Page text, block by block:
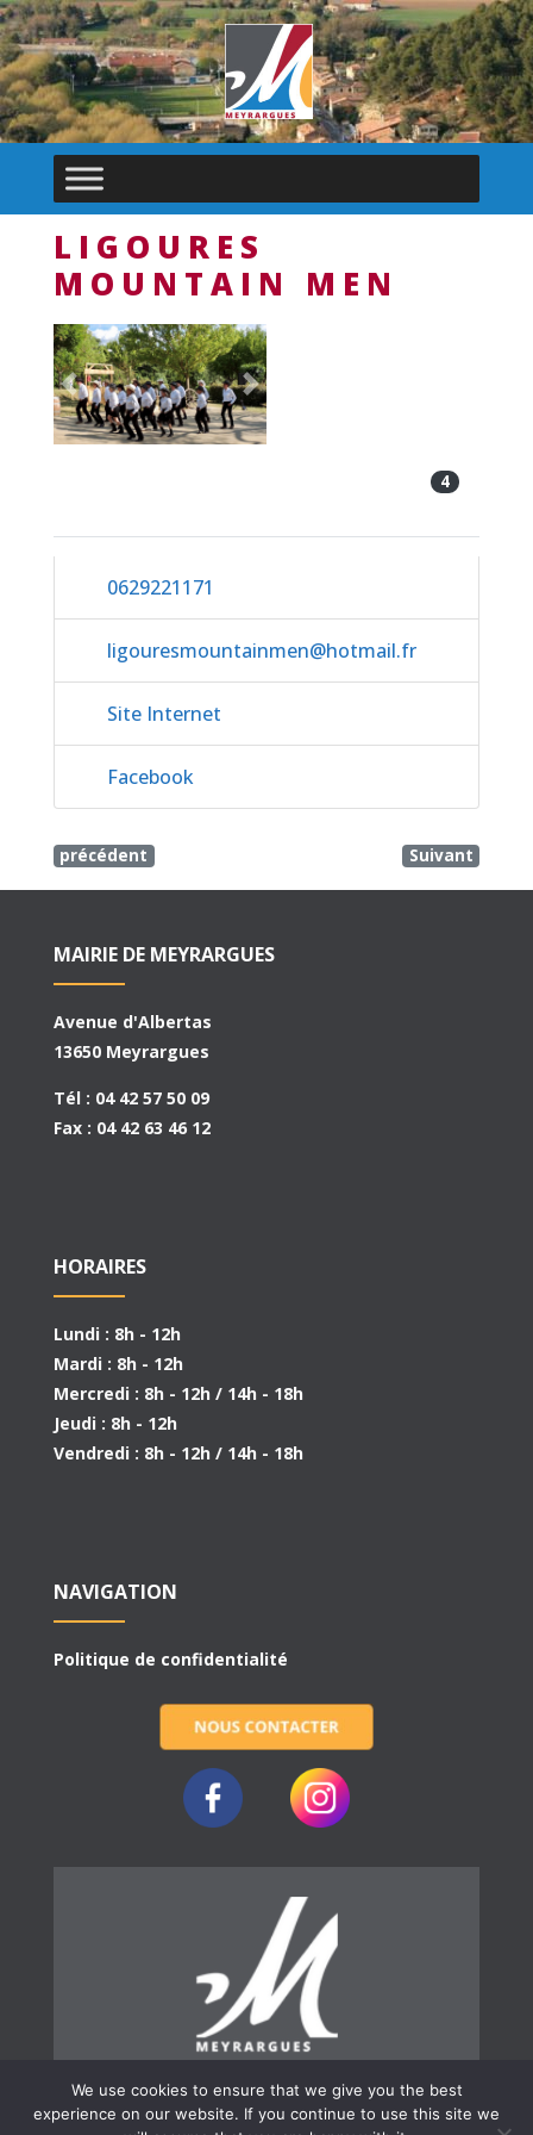
LIGOURES
MOUNTAIN MEN
Previous Next
4
0629221171
ligouresmountainmen@hotmail.fr
Site Internet
Facebook
précédent Suivant
MAIRIE DE MEYRARGUES
Avenue d'Albertas
13650 Meyrargues
Tél : 04 42 57 50 09
Fax : 04 42 63 46 12
HORAIRES
Lundi : 8h - 12h
Mardi : 8h - 12h
Mercredi : 8h - 12h / 14h - 18h
Jeudi : 8h - 12h
Vendredi : 8h - 12h / 14h - 18h
NAVIGATION
Politique de confidentialité
We use cookies to ensure that we give you the best
experience on our website. If you continue to use this site we